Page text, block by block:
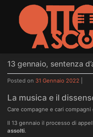
content
13 gennaio, sentenza
Posted on 31 Gennaio 2022
La musica e il
Care compagne e cari compagni
Il 13 gennaio il processo di
assolti.